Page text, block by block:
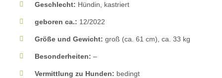
Geschlecht: Hündin, kastriert
geboren ca.: 12/2022
Größe und Gewicht: groß (ca. 61 cm), ca. 33 kg
Besonderheiten: –
Vermittlung zu Hunden: bedingt